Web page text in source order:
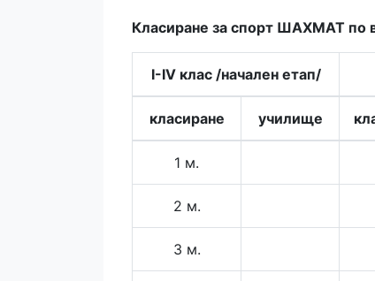
Класиране за спорт ШАХМАТ по
I-IV клас /начален етап/
класиране училище
1 м.
2 м.
3 м.